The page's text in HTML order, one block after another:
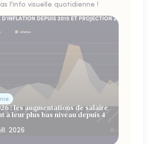
l'info visuelle quotidienne !
: les augmentations de salaire
à leur plus bas niveau depuis 4
2026